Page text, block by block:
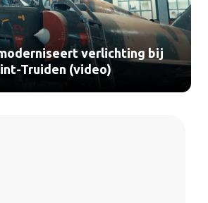
verlichting bij
Truiden (video)